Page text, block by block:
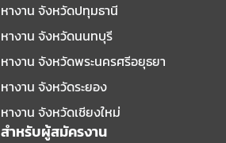
หางาน จังหวัดปทุมธานี
หางาน จังหวัดนนทบุรี
หางาน จังหวัดพระนครศรีอยุธยา
หางาน จังหวัดระยอง
หางาน จังหวัดเชียงใหม่
สำหรับผู้สมัครงาน